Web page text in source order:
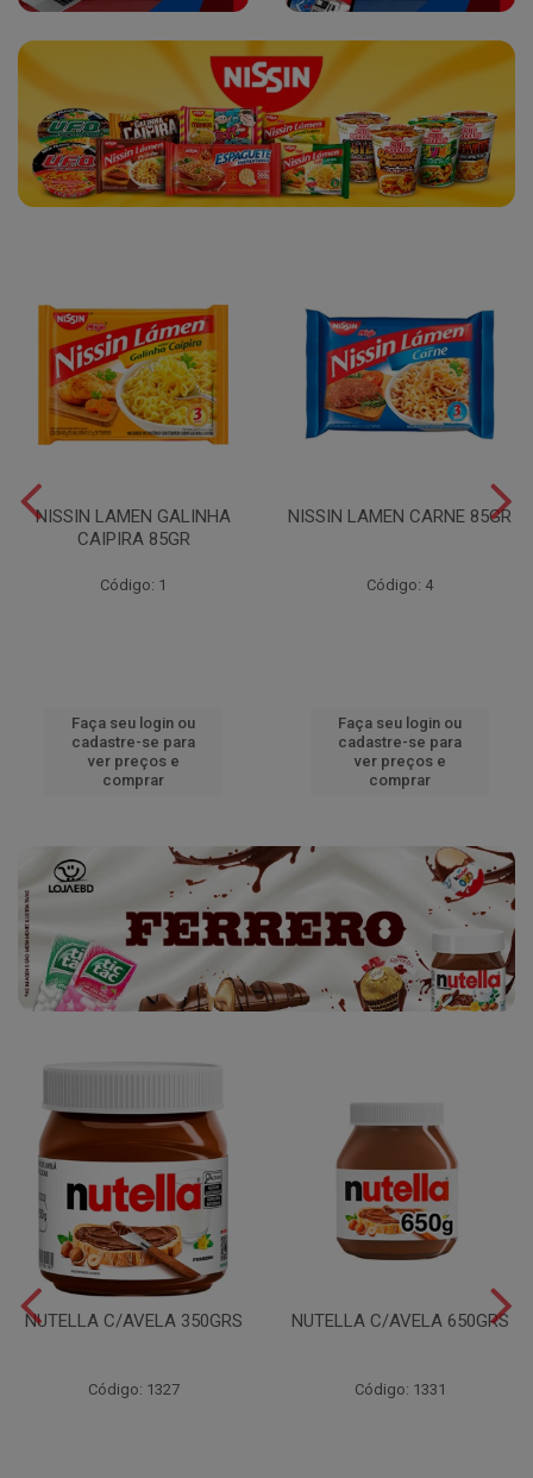
NISSIN LAMEN GALINHA
CAIPIRA 85GR
Código: 1
Faça seu login ou
cadastre-se para
ver preços e
comprar
NISSIN LAMEN CARNE 85GR
Código: 4
Faça seu login ou
cadastre-se para
ver preços e
comprar
NUTELLA C/AVELA 350GRS
Código: 1327
NUTELLA C/AVELA 650GRS
Código: 1331